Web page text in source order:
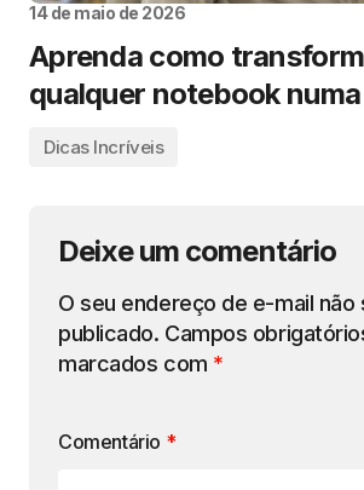
14 de maio de 2026
Aprenda como
qualquer notebook
Dicas Incríveis
Deixe um comentário
O seu endereço de e-mail não
publicado. Campos
marcados com *
Comentário *